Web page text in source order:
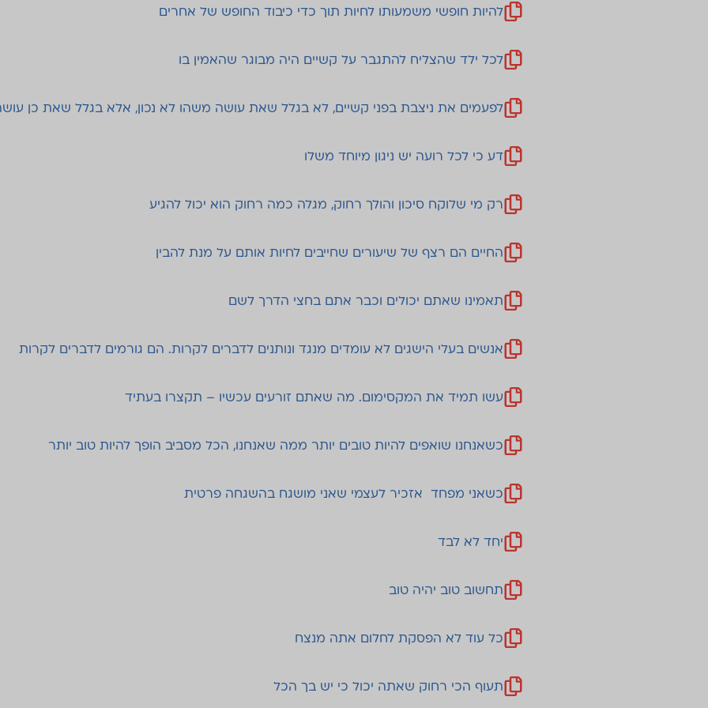
להיות חופשי משמעותו לחיות תוך כדי כיבוד החופש של אחרים
לכל ילד שהצליח להתגבר על קשיים היה מבוגר שהאמין בו
לפעמים את ניצבת בפני קשיים, לא בגלל שאת עושה משהו לא נכון, אלא בגלל שאת כן
דע כי לכל רועה יש ניגון מיוחד משלו
רק מי שלוקח סיכון והולך רחוק, מגלה כמה רחוק הוא יכול להגיע
החיים הם רצף של שיעורים שחייבים לחיות אותם על מנת להבין
תאמינו שאתם יכולים וכבר אתם בחצי הדרך לשם
אנשים בעלי הישגים לא עומדים מנגד ונותנים לדברים לקרות. הם גורמים לדברים לקרות
עשו תמיד את המקסימום. מה שאתם זורעים עכשיו – תקצרו בעתיד
כשאנחנו שואפים להיות טובים יותר ממה שאנחנו, הכל מסביב הופך להיות טוב יותר
כשאני מפחד אזכיר לעצמי שאני מושגח בהשגחה פרטית
יחד לא לבד
תחשוב טוב יהיה טוב
כל עוד לא הפסקת לחלום אתה מנצח
תעוף הכי רחוק שאתה יכול כי יש בך הכל